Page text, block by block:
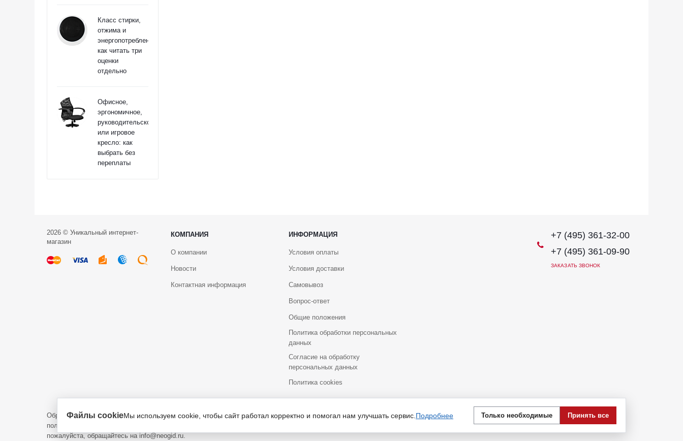
Класс стирки,
отжима и
энергопотребления:
как читать три
оценки
отдельно
Офисное,
эргономичное,
руководительское
или игровое
кресло: как
выбрать без
переплаты
2026 © Уникальный интернет-
магазин
КОМПАНИЯ ИНФОРМАЦИЯ
О компании
Новости
Контактная информация
Условия оплаты
Условия доставки
Самовывоз
Вопрос-ответ
Общие положения
Политика обработки персональных
данных
Согласие на обработку
персональных данных
Политика cookies
+7 (495) 361-32-00
+7 (495) 361-09-90
ЗАКАЗАТЬ ЗВОНОК
Обращаем ваше внимание на то, что данный интернет-сайт носит исключительно информационный характер и ни при каких условиях не является публичной офертой, определяемой
положениями пункта 1 статьи 437 Гражданского кодекса Российской Федерации. Для получения подробной информации о наличии и стоимости указанных товаров и (или) услуг,
пожалуйста, обращайтесь на info@neogid.ru.
Файлы cookieМы используем cookie, чтобы сайт работал корректно и помогал нам улучшать сервис. Подробнее Только необходимые Принять все